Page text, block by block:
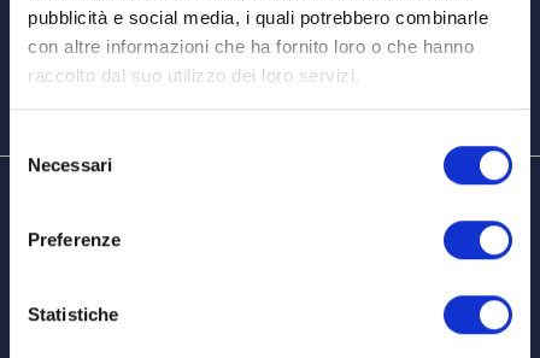
pubblicità e social media, i quali potrebbero combinarle
con altre informazioni che ha fornito loro o che hanno
raccolto dal suo utilizzo dei loro servizi.
delNecessari
Preferenze
Statistiche
Giuseppe Campagnola S.p.A.